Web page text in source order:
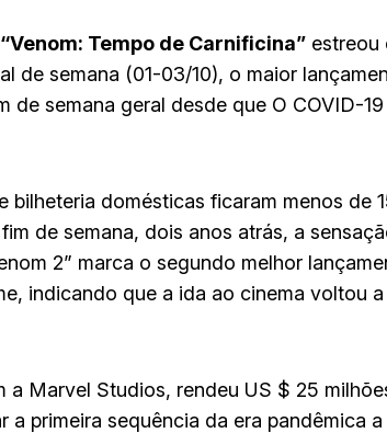
“Venom: Tempo de Carnificina” estreou
de semana (01-03/10), o maior
de semana geral desde que O COVID-
bilheteria domésticas ficaram menos de
de semana, dois anos atrás, a
2” marca o segundo melhor
indicando que a ida ao cinema voltou
a Marvel Studios, rendeu US $ 25
primeira sequência da era pandêmica